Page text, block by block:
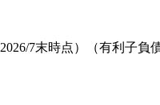
7末時点）（有利子